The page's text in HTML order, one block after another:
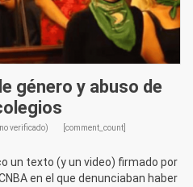
género y abuso de
verificado) [comment_count]
un texto (y un video) firmado por
en el que denunciaban haber